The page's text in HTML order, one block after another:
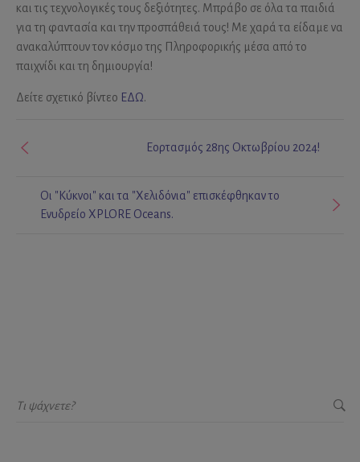
και τις τεχνολογικές τους δεξιότητες. Μπράβο σε όλα τα παιδιά
για τη φαντασία και την προσπάθειά τους! Με χαρά τα είδαμε να
ανακαλύπτουν τον κόσμο της Πληροφορικής μέσα από το
παιχνίδι και τη δημιουργία!
Δείτε σχετικό βίντεο ΕΔΩ.
Οι "Κύκνοι" και τα "Χελιδόνια" επισκέφθηκαν το
Ενυδρείο XPLORE Oceans.
Εορτασμός 28ης Οκτωβρίου 2024!